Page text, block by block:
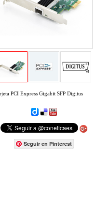
PCI Express Gigabit SFP Digitus
Seguir en Pinterest